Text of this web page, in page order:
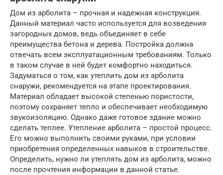
Дом из арболита – прочная и надежная конструкция.
Данный материал часто используется для возведения
загородных домов, ведь объединяет в себе
преимущества бетона и дерева. Постройка должна
отвечать всем эксплуатационным требованиям. Только
в таком случае в ней будет комфортно находиться.
Задуматься о том, как утеплить дом из арболита
снаружи, рекомендуется на этапе проектирования.
Материал обладает высокой степенью пористости,
поэтому сохраняет тепло и обеспечивает необходимую
звукоизоляцию. Однако даже готовое здание можно
сделать теплее. Утепление арболита – простой процесс.
Его можно выполнить своими руками, при условии
приобретения определенных навыков в строительстве.
Определить, нужно ли утеплять дом из арболита, можно
после прочтения информации в данной статье.